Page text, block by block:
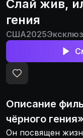
Слай жив,
гения
США2025
Описание
чёрного гения»
Он посвящен